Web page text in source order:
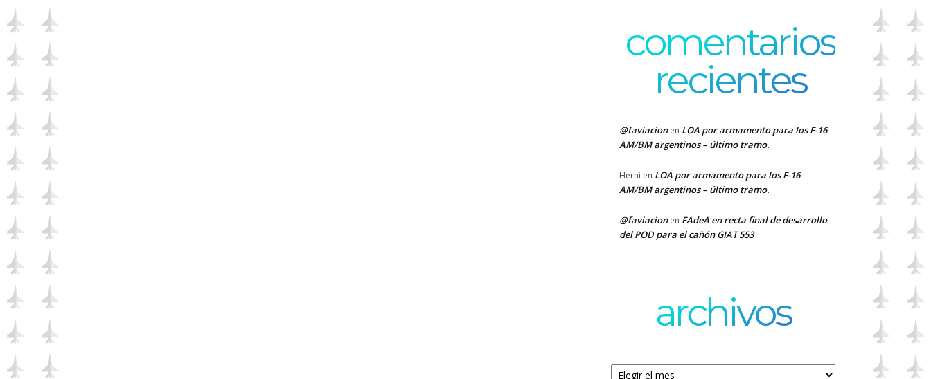
comentarios
recientes
@faviacionen LOA por armamento para los F-16
AM/BM argentinos – último tramo.
Herni en LOA por armamento para los F-16
AM/BM argentinos – último tramo.
@faviacionen FAdeA en recta final de desarrollo
del POD para el cañón GIAT 553
archivos
Archivos